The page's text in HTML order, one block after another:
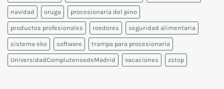
navidad oruga procesionaria del pino
productos profesionales roedores seguridad alimentaria
sistema eko software trampa para procesionaria
UniversidadComplutensedeMadrid vacaciones zstop